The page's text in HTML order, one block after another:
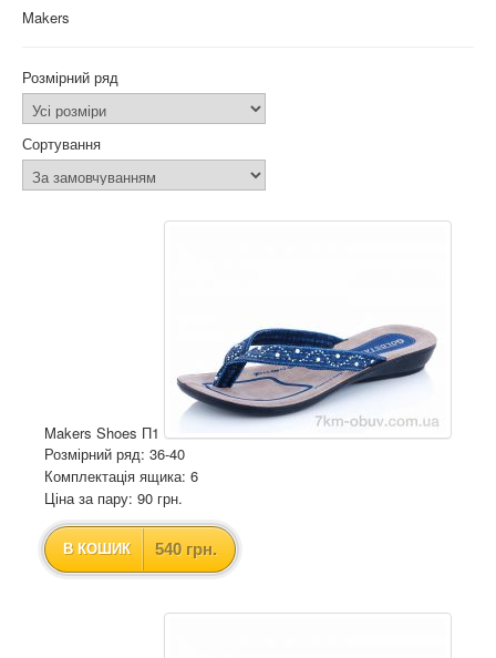
Makers
Розмірний ряд
Сортування
Makers Shoes П1
Розмірний ряд: 36-40
Комплектація ящика: 6
Ціна за пару: 90 грн.
В КОШИК 540 грн.